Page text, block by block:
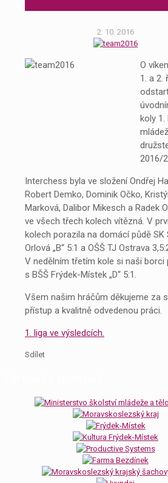
2. 10. 2016
O
1. a 2.
koly 1.
2016/
Interchess byla ve složení Ondřej
Robert Demko, Dominik Očko,
Marková, Dalibor Mikesch a Radek
ve všech třech kolech vítězná. V
kolech porazila na domácí půdě SK
Orlová „B“ 5:1 a OŠŠ TJ Ostrava
V nedělním třetím kole si naši borci
s BŠŠ Frýdek-Místek „D“ 5:1.
Všem našim hráčům děkujeme za
přístup a kvalitně odvedenou práci.
1. liga ve výsledcích.
Sdílet